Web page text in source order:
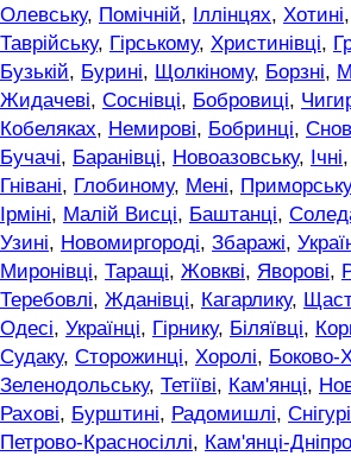
Олевську, Помічній, Іллінцях, Хотині,
Таврійську, Гірському, Христинівці,
Бузькій, Бурині, Щолкіному, Борзні,
Жидачеві, Соснівці, Бобровиці,
Кобеляках, Немирові, Бобринці,
Бучачі, Баранівці, Новоазовську, Ічні,
Гнівані, Глобиному, Мені, Приморську
Ірміні, Малій Висці, Баштанці,
Узині, Новомиргороді, Збаражі,
Миронівці, Таращі, Жовкві, Яворові,
Теребовлі, Жданівці, Кагарлику,
Одесі, Українці, Гірнику, Біляївці,
Судаку, Сторожинці, Хоролі, Боково-
Зеленодольську, Тетіїві, Кам'янці,
Рахові, Бурштині, Радомишлі,
Петрово-Красносіллі, Кам'янці-